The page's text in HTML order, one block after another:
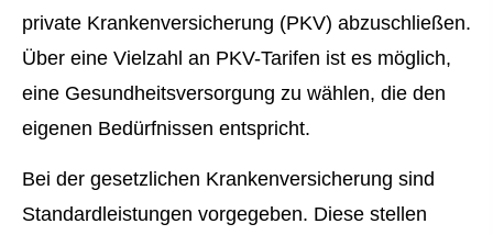
private Kranken­ver­si­che­rung (PKV) abzuschließen.
Über eine Vielzahl an PKV-Tarifen ist es möglich,
eine Gesundheitsversorgung zu wählen, die den
eigenen Bedürfnissen entspricht.
Bei der gesetzlichen Kranken­ver­si­che­rung sind
Standardleistungen vorgegeben. Diese stellen